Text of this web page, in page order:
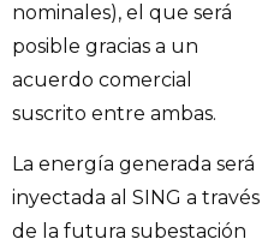
nominales), el que será
posible gracias a un
acuerdo comercial
suscrito entre ambas.
La energía generada será
inyectada al SING a través
de la futura subestación